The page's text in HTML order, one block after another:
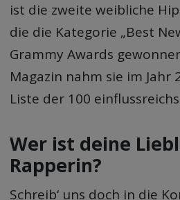
ist die zweite weibliche
die die Kategorie „Best
Grammy Awards
Magazin nahm sie im Jahr
Liste der 100
Wer ist deine
Rapperin?
Schreib‘ uns doch in die